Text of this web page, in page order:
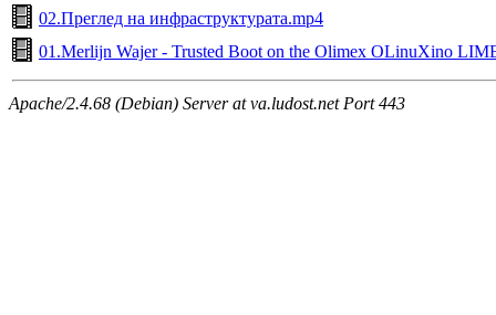
02.Преглед на инфраструктурата.mp4
01.Merlijn Wajer - Trusted Boot on the Olimex OLinuXino
Apache/2.4.68 (Debian) Server at va.ludost.net Port 443